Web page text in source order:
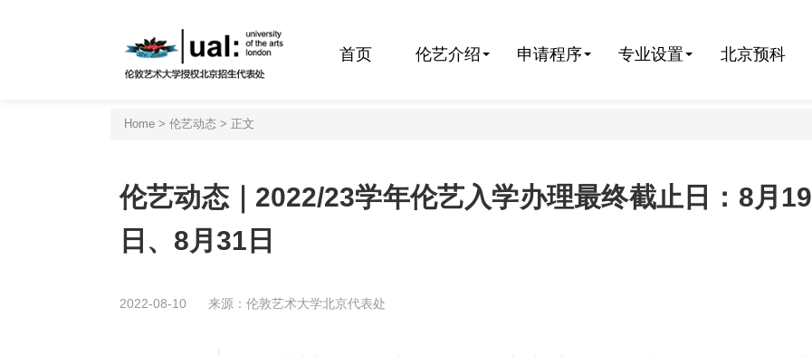
首页 伦艺介绍 申请程序 专业设置 北京预科
Home > 伦艺动态 > 正文
伦艺动态｜2022/23学年伦艺入学办理最终截止日：8月19
日、8月31日
2022-08-10 来源：伦敦艺术大学北京代表处